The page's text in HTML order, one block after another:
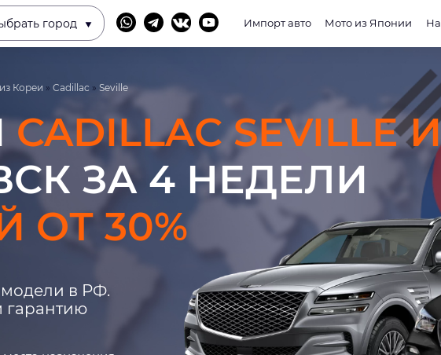
город Импорт авто Мото из Японии
Кореи » Cadillac » Seville
CADILLAC SEVILLE
ЗА 4 НЕДЕЛИ
ОТ 30%
в РФ.
гарантию